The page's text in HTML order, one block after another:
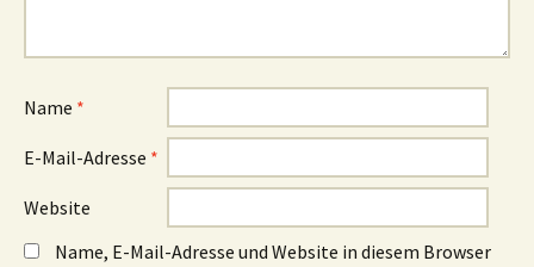
Name *
E-Mail-Adresse *
Website
Name, E-Mail-Adresse und Website in diesem Browser